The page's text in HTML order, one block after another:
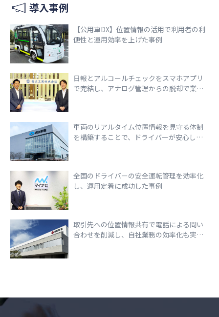
導入事例
【公用車DX】位置情報の活用で利用者の利
便性と運用効率を上げた事例
日報とアルコールチェックをスマホアプリ
で完結し、アナログ管理からの脱却で業務
車両のリアルタイム位置情報を見守る体制
を構築することで、ドライバーが安心して
全国のドライバーの安全運転管理を効率化
し、運用定着に成功した事例
取引先への位置情報共有で電話による問い
合わせを削減し、自社業務の効率化も実現